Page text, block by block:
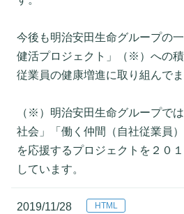
今後も明治安田生命グループの
健活プロジェクト」（※）への積
従業員の健康増進に取り組んでま
（※）明治安田生命グループで
社会」「働く仲間（自社従業員
を応援するプロジェクトを２０
しています。
2019/11/28